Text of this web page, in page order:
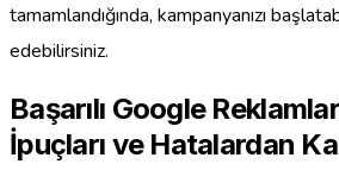
tamamlandığında, kampanyanızı
edebilirsiniz.
Başarılı Google
İpuçları ve Hatalardan